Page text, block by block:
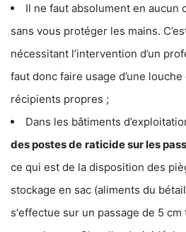
Il ne faut absolument en aucun
sans vous protéger les mains.
nécessitant l’intervention d’un
faut donc faire usage d’une
récipients propres ;
Dans les bâtiments
des postes de raticide sur les
ce qui est de la disposition des
stockage en sac (aliments du
s'effectue sur un passage de 5